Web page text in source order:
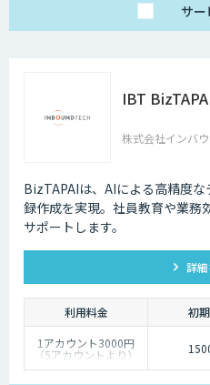
サ
IBT
株式会社インバ
BizTAPAIは、AIによる高精度
録作成を実現。社員教育や業務
サポートします。
詳
利用料金 初
1アカウント3000円
（5アカウントより）